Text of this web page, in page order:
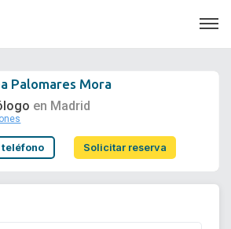
Soporte
Palomares Mora
en Madrid
teléfono Solicitar reserva